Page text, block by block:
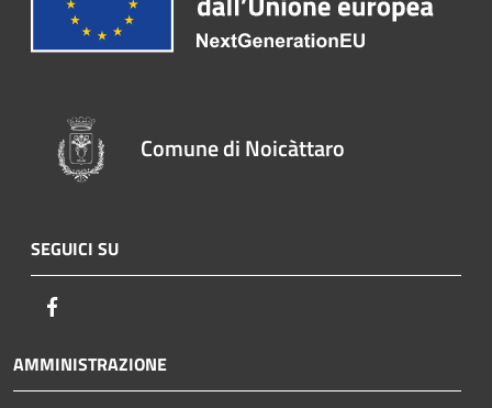
Comune di Noicàttaro
SEGUICI SU
AMMINISTRAZIONE